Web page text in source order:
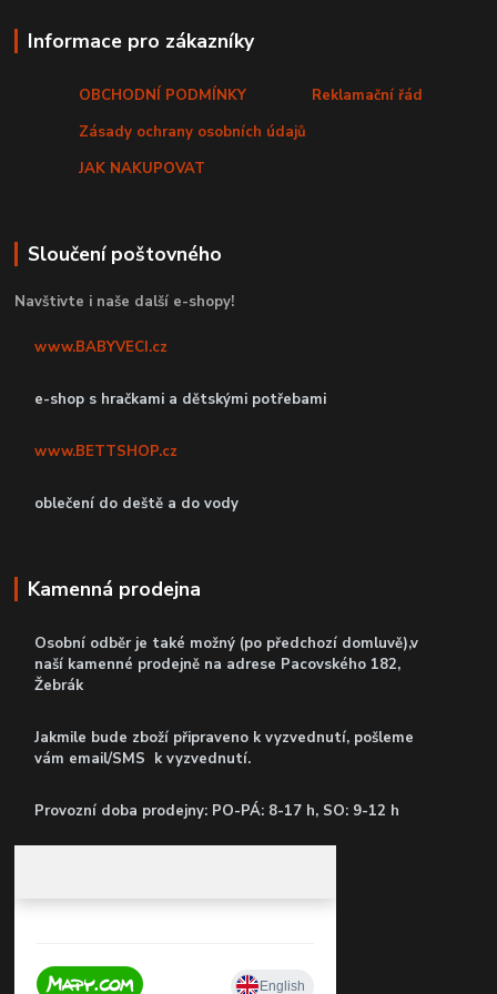
Informace pro zákazníky
OBCHODNÍ PODMÍNKY
Reklamační řád
Zásady ochrany osobních údajů
JAK NAKUPOVAT
Sloučení poštovného
Navštivte i naše další e-shopy!
www.BABYVECI.cz
e-shop s hračkami a dětskými potřebami
www.BETTSHOP.cz
oblečení do deště a do vody
Kamenná prodejna
Osobní odběr je také možný (po předchozí domluvě),v
naší kamenné prodejně na adrese Pacovského 182,
Žebrák
Jakmile bude zboží připraveno k vyzvednutí, pošleme
vám email/SMS k vyzvednutí.
Provozní doba prodejny: PO-PÁ: 8-17 h, SO: 9-12 h